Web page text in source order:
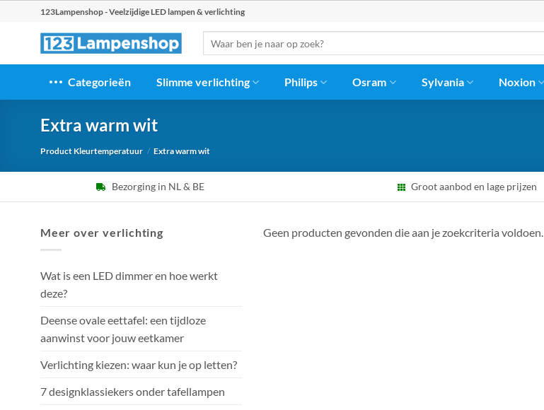
123Lampenshop - Veelzijdige LED lampen & verlichting
naar:
Categorieën Slimme verlichting Philips Osram Sylvania Noxion
Extra warm wit
Product Kleurtemperatuur / Extra warm wit
Bezorging in NL & BE Groot aanbod en lage prijzen
Meer over verlichting
Wat is een LED dimmer en hoe werkt
deze?
Deense ovale eettafel: een tijdloze
aanwinst voor jouw eetkamer
Verlichting kiezen: waar kun je op letten?
7 designklassiekers onder tafellampen
Geen producten gevonden die aan je zoekcriteria voldoen.